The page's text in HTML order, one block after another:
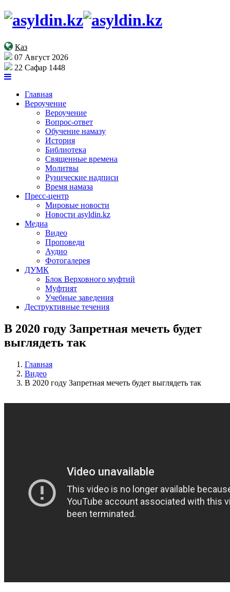
Қаз
07 Август 2026
22 Сафар 1448
Главная
Вероучение
Вероучение
Вопрос-ответ
Обучение намазу
История
Библиотека
Священные времена
Молитвы
Рунические надписи
Время намаза
Пресс-центр
Мировые новости
Новости asyldin.kz
Медиа
Видео
Проповеди
Аудио
Фотогалерея
ДУМК
Блок Верховного муфтий
Муфтият
Учебные заведения
Деструктивные течения
В 2020 году Запретная мечеть будет
выглядеть так
Главная
Видео
В 2020 году Запретная мечеть будет выглядеть так